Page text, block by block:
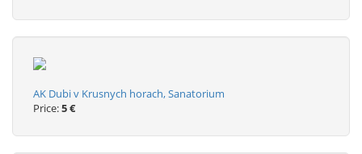
AK Dubi v Krusnych horach, Sanatorium
Price:5 €